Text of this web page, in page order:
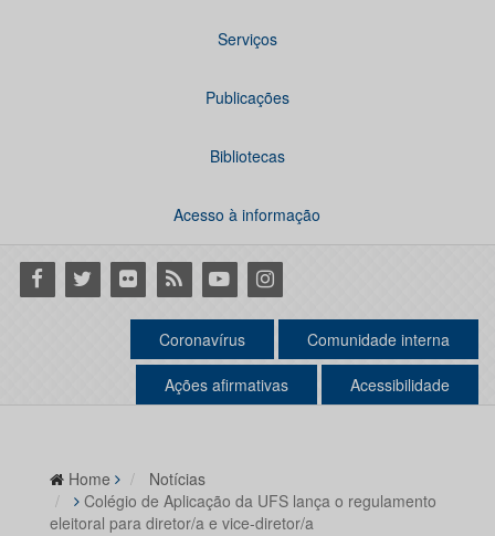
Serviços
Publicações
Bibliotecas
Acesso à informação
Facebook
Twitter Flickr RSS YoutubeInstagram
Coronavírus Comunidade interna
Ações afirmativas Acessibilidade
Home
Notícias
Colégio de Aplicação da UFS lança o regulamento
eleitoral para diretor/a e vice-diretor/a